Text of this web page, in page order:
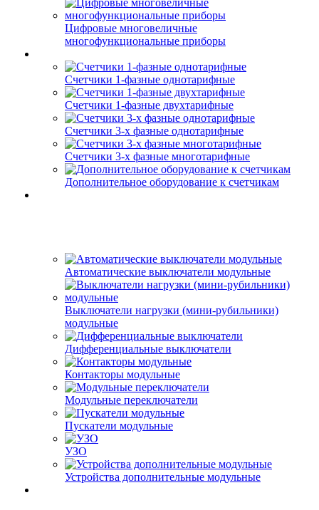
Цифровые многовеличные
многофункциональные приборы
Счетчики 1-фазные однотарифные
Счетчики 1-фазные двухтарифные
Счетчики 3-х фазные однотарифные
Счетчики 3-х фазные многотарифные
Дополнительное оборудование к счетчикам
Автоматические выключатели модульные
Выключатели нагрузки (мини-рубильники)
модульные
Дифференциальные выключатели
Контакторы модульные
Модульные переключатели
Пускатели модульные
УЗО
Устройства дополнительные модульные